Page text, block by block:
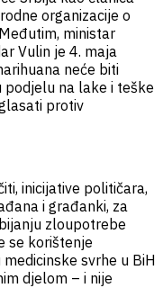
organizacije o
ministar
Vulin je 4. maja
neće biti
podjelu na lake i teške
protiv
inicijative političara,
i građanki, za
zloupotrebe
se korištenje
svrhe u BiH
djelom – i nije